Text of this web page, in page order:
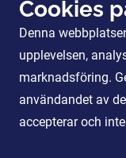
Våra tjänster
För Partners
Cookies
Denna
upplevelsen,
marknadsföring.
användandet av
accepterar och